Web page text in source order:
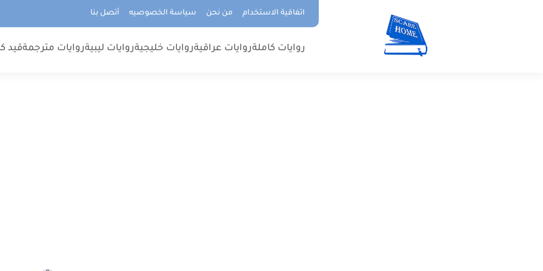
اتفاقية الاستخدام من نحن سياسة الخصوصيه أتصل بنا
روايات كاملةروايات عراقيةروايات خليجيةروايات ليبيةروايات مترجمةقيد